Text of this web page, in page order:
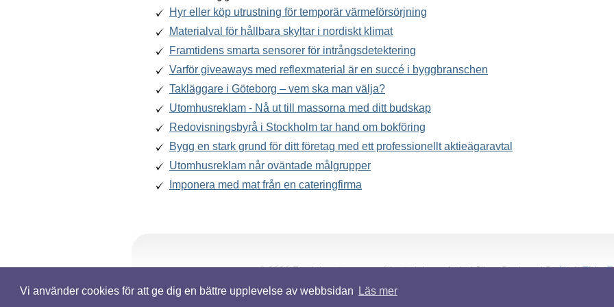
Vi använder cookies för att ge dig en bättre upplevelse av webbsidan Läs mer
Hyr eller köp utrustning för temporär värmeförsörjning
Materialval för hållbara skyltar i nordiskt klimat
Framtidens smarta sensorer för intrångsdetektering
Varför giveaways med reflexmaterial är en succé i byggbranschen
Takläggare i Göteborg – vem ska man välja?
Utomhusreklam - Nå ut till massorna med ditt budskap
Redovisningsbyrå i Stockholm tar hand om bokföring
Bygg en stark grund för ditt företag med ett professionellt aktieägaravtal
Utomhusreklam når oväntade målgrupper
Imponera med mat från en cateringfirma
© 2026 Fastighetsägare.nu. Alla rättigheter förbehållna.Designed By